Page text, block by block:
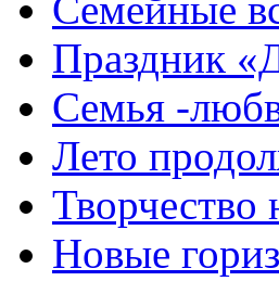
Праздник
Семья -
Лето
Творчество
Новые